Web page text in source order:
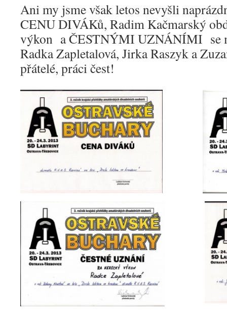
Ani my jsme však letos nevyšli
CENU DIVÁKů, Radim Kačmarský
výkon a ČESTNÝMI UZNÁNÍMI se
Radka Zapletalová, Jirka Raszyk a
přátelé, práci čest!